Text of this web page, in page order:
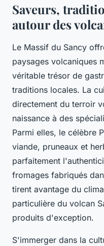
Saveurs,
autour des
Le Massif du Sancy
paysages volcaniques
véritable trésor de
traditions locales. La
directement du terroir
naissance à des
Parmi elles, le célèbre
viande, pruneaux et
parfaitement
fromages fabriqués
tirent avantage du
particulière du volcan
produits d'exception.
S'immerger dans la